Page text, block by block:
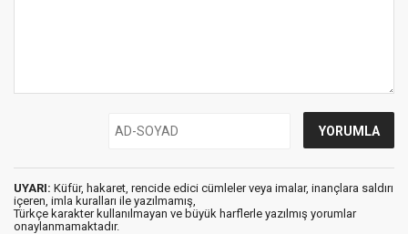
UYARI: Küfür, hakaret, rencide edici cümleler veya imalar, inançlara saldırı
içeren, imla kuralları ile yazılmamış,
Türkçe karakter kullanılmayan ve büyük harflerle yazılmış yorumlar
onaylanmamaktadır.